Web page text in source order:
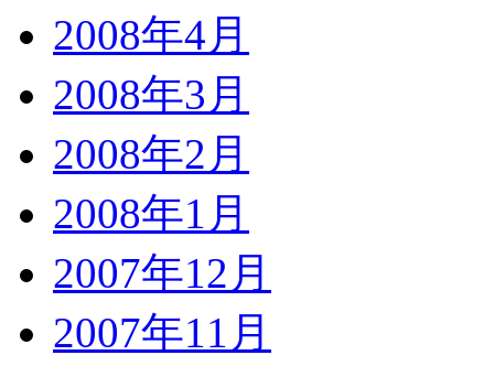
2008年4月
2008年3月
2008年2月
2008年1月
2007年12月
2007年11月